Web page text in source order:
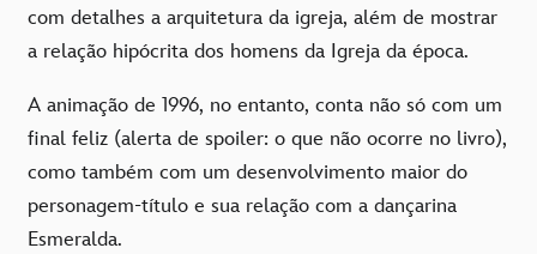
com detalhes a arquitetura da igreja, além de mostrar
a relação hipócrita dos homens da Igreja da época.
A animação de 1996, no entanto, conta não só com um
final feliz (alerta de spoiler: o que não ocorre no livro),
como também com um desenvolvimento maior do
personagem-título e sua relação com a dançarina
Esmeralda.